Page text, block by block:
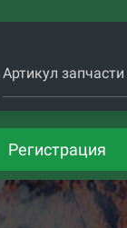
Артикул запчасти
Регистрация